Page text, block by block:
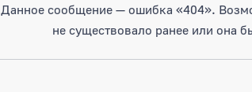
Данное сообщение — ошибка «404».
не существовало ранее или она